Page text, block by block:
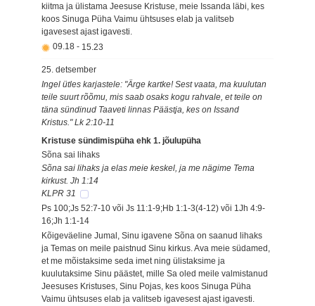
kiitma ja ülistama Jeesuse Kristuse, meie Issanda läbi, kes
koos Sinuga Püha Vaimu ühtsuses elab ja valitseb
igavesest ajast igavesti.
09.18 - 15.23
25. detsember
Ingel ütles karjastele: "Ärge kartke! Sest vaata, ma kuulutan
teile suurt rõõmu, mis saab osaks kogu rahvale, et teile on
täna sündinud Taaveti linnas Päästja, kes on Issand
Kristus." Lk 2:10-11
Kristuse sündimispüha ehk 1. jõulupüha
Sõna sai lihaks
Sõna sai lihaks ja elas meie keskel, ja me nägime Tema
kirkust. Jh 1:14
KLPR 31
Ps 100;Js 52:7-10 või Js 11:1-9;Hb 1:1-3(4-12) või 1Jh 4:9-
16;Jh 1:1-14
Kõigeväeline Jumal, Sinu igavene Sõna on saanud lihaks
ja Temas on meile paistnud Sinu kirkus. Ava meie südamed,
et me mõistaksime seda imet ning ülistaksime ja
kuulutaksime Sinu päästet, mille Sa oled meile valmistanud
Jeesuses Kristuses, Sinu Pojas, kes koos Sinuga Püha
Vaimu ühtsuses elab ja valitseb igavesest ajast igavesti.